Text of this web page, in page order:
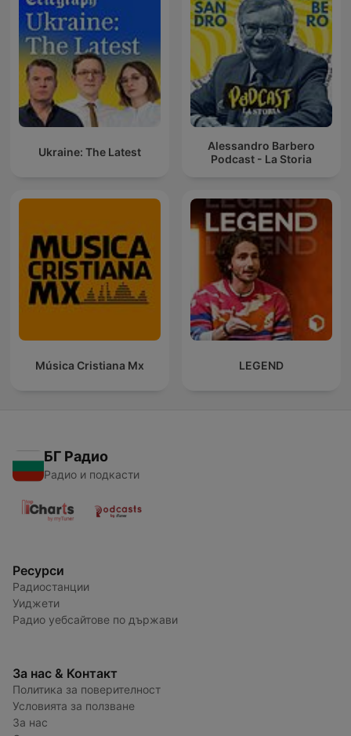
Ukraine: The Latest
Alessandro Barbero
Podcast - La Storia
Música Cristiana Mx LEGEND
БГ Радио
Радио и подкасти
Ресурси
Радиостанции
Уиджети
Радио уебсайтове по държави
За нас & Контакт
Политика за поверителност
Условията за ползване
За нас